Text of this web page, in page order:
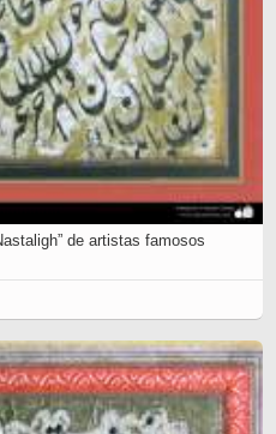
de artistas famosos